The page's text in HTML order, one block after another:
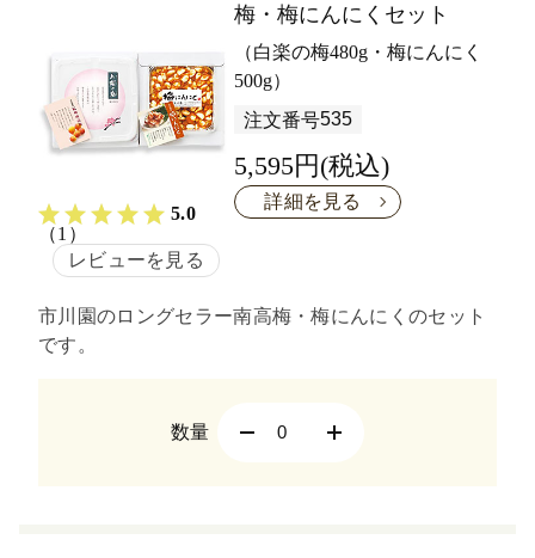
5.0
（1）
レビューを見る
梅・梅にんにくセット
（白楽の梅480g・梅にんにく
500g）
注文番号535
5,595円(税込)
詳細を見る
市川園のロングセラー南高梅・梅にんにくのセット
です。
数量